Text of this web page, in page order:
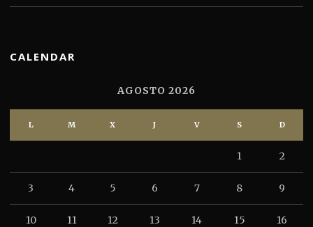
CALENDAR
AGOSTO 2026
L M X J V S D
1 2
3 4 5 6 7 8 9
10 11 12 13 14 15 16